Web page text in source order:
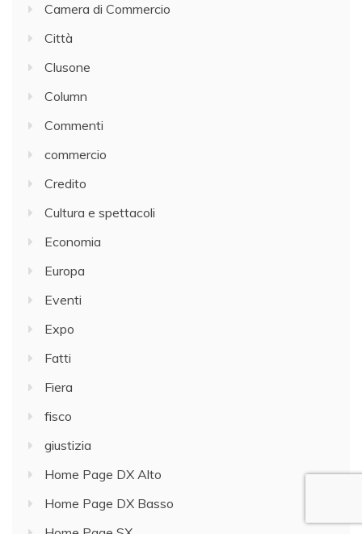
Camera di Commercio
Città
Clusone
Column
Commenti
commercio
Credito
Cultura e spettacoli
Economia
Europa
Eventi
Expo
Fatti
Fiera
fisco
giustizia
Home Page DX Alto
Home Page DX Basso